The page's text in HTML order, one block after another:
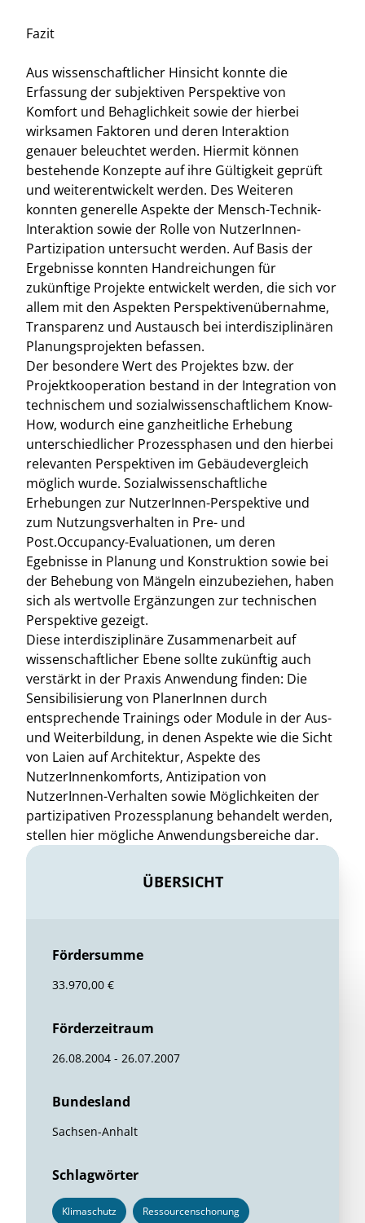
Fazit
Aus wissenschaftlicher Hinsicht konnte die
Erfassung der subjektiven Perspektive von
Komfort und Behaglichkeit sowie der hierbei
wirksamen Faktoren und deren Interaktion
genauer beleuchtet werden. Hiermit können
bestehende Konzepte auf ihre Gültigkeit geprüft
und weiterentwickelt werden. Des Weiteren
konnten generelle Aspekte der Mensch-Technik-
Interaktion sowie der Rolle von NutzerInnen-
Partizipation untersucht werden. Auf Basis der
Ergebnisse konnten Handreichungen für
zukünftige Projekte entwickelt werden, die sich vor
allem mit den Aspekten Perspektivenübernahme,
Transparenz und Austausch bei interdisziplinären
Planungsprojekten befassen.
Der besondere Wert des Projektes bzw. der
Projektkooperation bestand in der Integration von
technischem und sozialwissenschaftlichem Know-
How, wodurch eine ganzheitliche Erhebung
unterschiedlicher Prozessphasen und den hierbei
relevanten Perspektiven im Gebäudevergleich
möglich wurde. Sozialwissenschaftliche
Erhebungen zur NutzerInnen-Perspektive und
zum Nutzungsverhalten in Pre- und
Post.Occupancy-Evaluationen, um deren
Egebnisse in Planung und Konstruktion sowie bei
der Behebung von Mängeln einzubeziehen, haben
sich als wertvolle Ergänzungen zur technischen
Perspektive gezeigt.
Diese interdisziplinäre Zusammenarbeit auf
wissenschaftlicher Ebene sollte zukünftig auch
verstärkt in der Praxis Anwendung finden: Die
Sensibilisierung von PlanerInnen durch
entsprechende Trainings oder Module in der Aus-
und Weiterbildung, in denen Aspekte wie die Sicht
von Laien auf Architektur, Aspekte des
NutzerInnenkomforts, Antizipation von
NutzerInnen-Verhalten sowie Möglichkeiten der
partizipativen Prozessplanung behandelt werden,
stellen hier mögliche Anwendungsbereiche dar.
ÜBERSICHT
Fördersumme
33.970,00 €
Förderzeitraum
26.08.2004 - 26.07.2007
Bundesland
Sachsen-Anhalt
Schlagwörter
Klimaschutz Ressourcenschonung